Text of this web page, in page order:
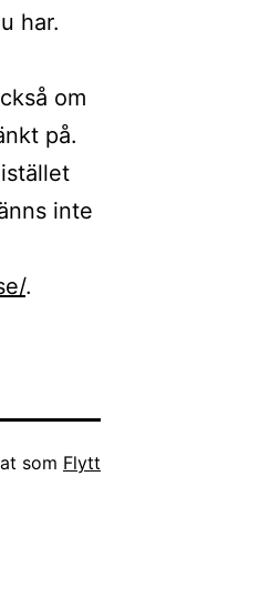
har.
om
på.
inte
.
som Flytt